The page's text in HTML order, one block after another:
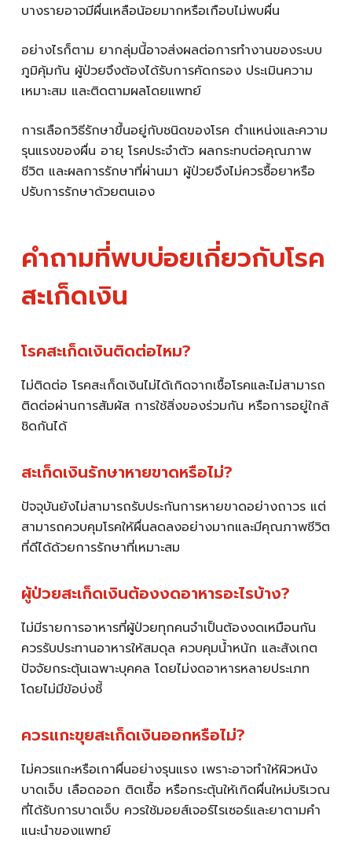
บางรายอาจมีผื่นเหลือน้อยมากหรือเกือบไม่พบผื่น
อย่างไรก็ตาม ยากลุ่มนี้อาจส่งผลต่อการทำงานของระบบ
ภูมิคุ้มกัน ผู้ป่วยจึงต้องได้รับการคัดกรอง ประเมินความ
เหมาะสม และติดตามผลโดยแพทย์
การเลือกวิธีรักษาขึ้นอยู่กับชนิดของโรค ตำแหน่งและความ
รุนแรงของผื่น อายุ โรคประจำตัว ผลกระทบต่อคุณภาพ
ชีวิต และผลการรักษาที่ผ่านมา ผู้ป่วยจึงไม่ควรซื้อยาหรือ
ปรับการรักษาด้วยตนเอง
คำถามที่พบบ่อยเกี่ยวกับโรค
สะเก็ดเงิน
โรคสะเก็ดเงินติดต่อไหม?
ไม่ติดต่อ โรคสะเก็ดเงินไม่ได้เกิดจากเชื้อโรคและไม่สามารถ
ติดต่อผ่านการสัมผัส การใช้สิ่งของร่วมกัน หรือการอยู่ใกล้
ชิดกันได้
สะเก็ดเงินรักษาหายขาดหรือไม่?
ปัจจุบันยังไม่สามารถรับประกันการหายขาดอย่างถาวร แต่
สามารถควบคุมโรคให้ผื่นลดลงอย่างมากและมีคุณภาพชีวิต
ที่ดีได้ด้วยการรักษาที่เหมาะสม
ผู้ป่วยสะเก็ดเงินต้องงดอาหารอะไรบ้าง?
ไม่มีรายการอาหารที่ผู้ป่วยทุกคนจำเป็นต้องงดเหมือนกัน
ควรรับประทานอาหารให้สมดุล ควบคุมน้ำหนัก และสังเกต
ปัจจัยกระตุ้นเฉพาะบุคคล โดยไม่งดอาหารหลายประเภท
โดยไม่มีข้อบ่งชี้
ควรแกะขุยสะเก็ดเงินออกหรือไม่?
ไม่ควรแกะหรือเกาผื่นอย่างรุนแรง เพราะอาจทำให้ผิวหนัง
บาดเจ็บ เลือดออก ติดเชื้อ หรือกระตุ้นให้เกิดผื่นใหม่บริเวณ
ที่ได้รับการบาดเจ็บ ควรใช้มอยส์เจอร์ไรเซอร์และยาตามคำ
แนะนำของแพทย์